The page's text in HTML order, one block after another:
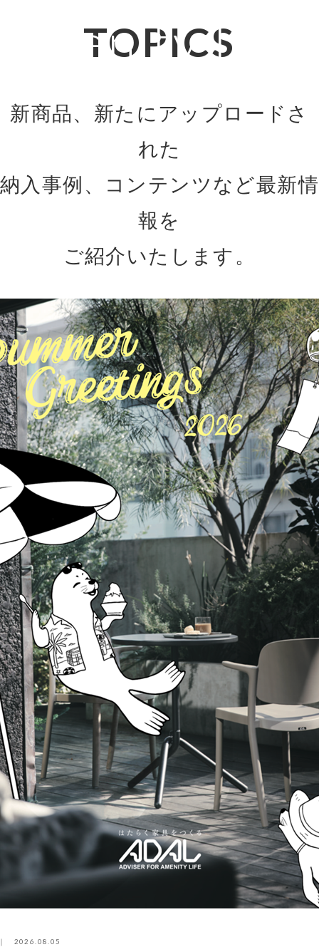
Amenity Life
TOPICS
新商品、新たにアップロードさ
れた
納入事例、コンテンツなど最新情
報を
ご紹介いたします。
2026.08.05